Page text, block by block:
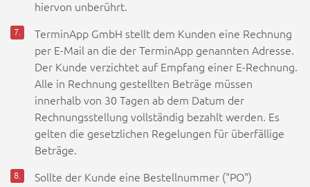
hiervon unberührt.
TerminApp GmbH stellt dem Kunden eine Rechnung
per E-Mail an die der TerminApp genannten Adresse.
Der Kunde verzichtet auf Empfang einer E-Rechnung.
Alle in Rechnung gestellten Beträge müssen
innerhalb von 30 Tagen ab dem Datum der
Rechnungsstellung vollständig bezahlt werden. Es
gelten die gesetzlichen Regelungen für überfällige
Beträge.
Sollte der Kunde eine Bestellnummer ("PO")